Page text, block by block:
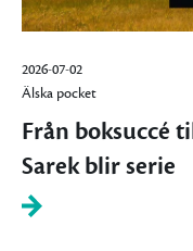
2026-07-02
Älska pocket
Från boksuccé
Sarek blir serie